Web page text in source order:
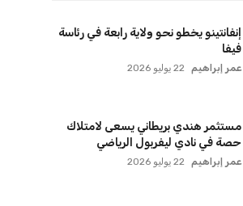
إنفانتينو يخطو نحو ولاية رابعة في رئاسة
فيفا
عمر إبراهيم 22 يوليو 2026
مستثمر هندي بريطاني يسعى لامتلاك
حصة في نادي ليفربول الرياضي
عمر إبراهيم 22 يوليو 2026